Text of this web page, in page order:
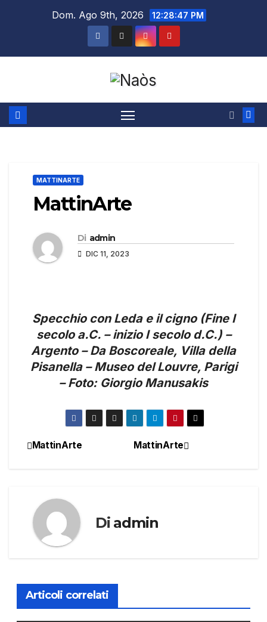
Dom. Ago 9th, 2026 12:28:47 PM
MATTINARTE
MattinArte
Di admin
DIC 11, 2023
Specchio con Leda e il cigno (Fine I
secolo a.C. – inizio I secolo d.C.) –
Argento – Da Boscoreale, Villa della
Pisanella – Museo del Louvre, Parigi
– Foto: Giorgio Manusakis
NavigazioneMattinArte
MattinArte
Di admin
Articoli correlati